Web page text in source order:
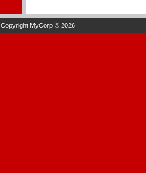
Copyright MyCorp © 2026